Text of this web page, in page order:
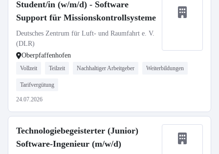
Student/in (w/m/d) - Software
Support für Missionskontrollsysteme
Deutsches Zentrum für Luft- und Raumfahrt e. V.
(DLR)
Oberpfaffenhofen
Vollzeit Teilzeit Nachhaltiger Arbeitgeber Weiterbildungen
Tarifvergütung
24.07.2026
Technologiebegeisterter (Junior)
Software-Ingenieur (m/w/d)